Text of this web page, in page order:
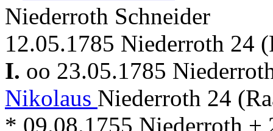
Niederroth Schneider
12.05.1785 Niederroth 24
I. oo 23.05.1785
Nikolaus Niederroth 24
* 09.08.1755 Niederroth +